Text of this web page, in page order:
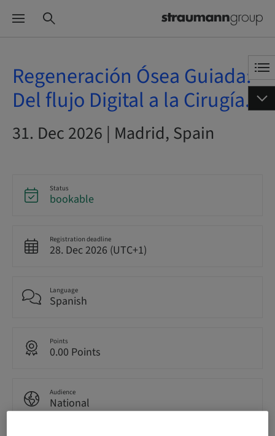
Regeneración Ósea Guiada:
Del flujo Digital a la Cirugía.
31. Dec 2026 | Madrid, Spain
Status
bookable
Registration deadline
28. Dec 2026 (UTC+1)
Language
Spanish
Points
0.00 Points
Audience
National